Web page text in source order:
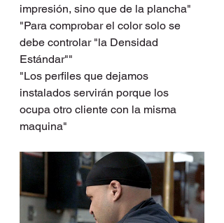
impresión, sino que de la plancha"
"Para comprobar el color solo se
debe controlar "la Densidad
Estándar""
"Los perfiles que dejamos
instalados servirán porque los
ocupa otro cliente con la misma
maquina"